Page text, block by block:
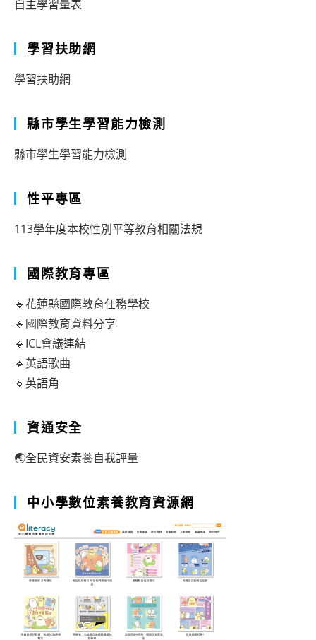
自主學習量表
學習扶助網
學習扶助網
縣市學生學習能力檢測
縣市學生學習能力檢測
性平專區
113學年度本校性別平等教育相關法規
國際教育專區
🔹花蓮縣國際教育任務學校
🔹國際教育資料分享
🔹ICL會議連結
🔹英語歌曲
🔹英語角
資通安全
🌏全民資安素養自我評量
中小學數位素養教育資源網